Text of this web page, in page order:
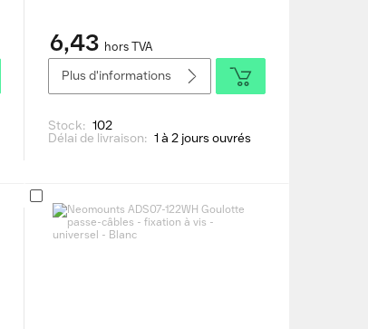
6,43 hors TVA
Plus d'informations
Stock: 102
Délai de livraison: 1 à 2 jours ouvrés